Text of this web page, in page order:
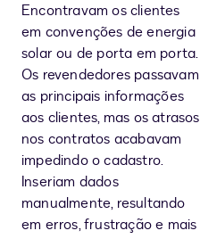
Encontravam os clientes
em convenções de energia
solar ou de porta em porta.
Os revendedores passavam
as principais informações
aos clientes, mas os atrasos
nos contratos acabavam
impedindo o cadastro.
Inseriam dados
manualmente, resultando
em erros, frustração e mais